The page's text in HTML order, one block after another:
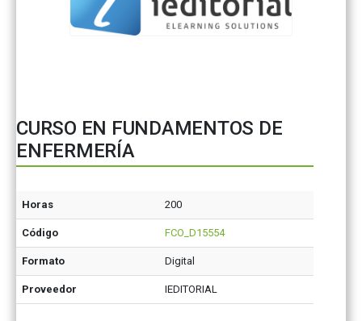
CURSO EN FUNDAMENTOS DE
ENFERMERÍA
Horas 200
Código FCO_D15554
Formato Digital
Proveedor IEDITORIAL